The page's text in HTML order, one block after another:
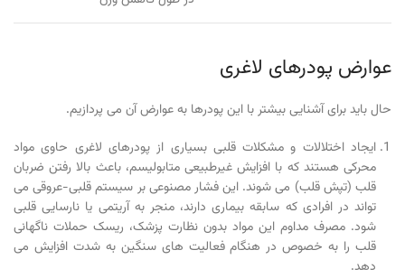
عوارض پودرهای لاغری
حال باید برای آشنایی بیشتر با این پودرها به عوارض آن می پردازیم.
ایجاد اختلالات و مشکلات قلبی بسیاری از پودرهای لاغری حاوی مواد
محرکی هستند که با افزایش غیرطبیعی متابولیسم، باعث بالا رفتن ضربان
قلب (تپش قلب) می شوند. این فشار مصنوعی بر سیستم قلبی-عروقی می
تواند در افرادی که سابقه بیماری دارند، منجر به آریتمی یا نارسایی قلبی
شود. مصرف مداوم این مواد بدون نظارت پزشک، ریسک حملات ناگهانی
قلب را به خصوص در هنگام فعالیت های سنگین به شدت افزایش می
دهد.